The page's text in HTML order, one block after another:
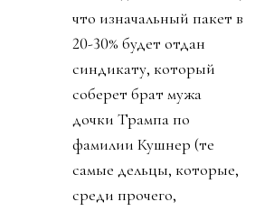
что изначальный пакет в
20-30% будет отдан
синдикату, который
соберет брат мужа
дочки Трампа по
фамилии Кушнер (те
самые дельцы, которые,
среди прочего,